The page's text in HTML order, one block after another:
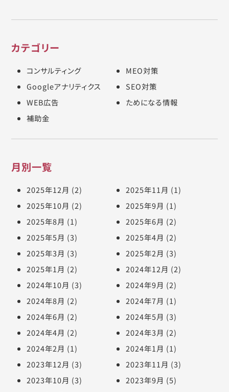
カテゴリー
コンサルティング
MEO対策
Googleアナリティクス
SEO対策
WEB広告
ためになる情報
補助金
月別一覧
2025年12月 (2) 2025年11月 (1)
2025年10月 (2) 2025年9月 (1)
2025年8月 (1) 2025年6月 (2)
2025年5月 (3) 2025年4月 (2)
2025年3月 (3) 2025年2月 (3)
2025年1月 (2) 2024年12月 (2)
2024年10月 (3) 2024年9月 (2)
2024年8月 (2) 2024年7月 (1)
2024年6月 (2) 2024年5月 (3)
2024年4月 (2) 2024年3月 (2)
2024年2月 (1) 2024年1月 (1)
2023年12月 (3) 2023年11月 (3)
2023年10月 (3) 2023年9月 (5)